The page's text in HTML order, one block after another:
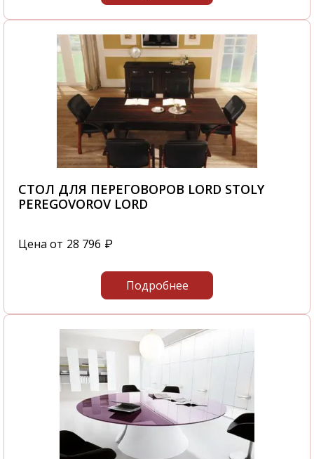
СТОЛ ДЛЯ ПЕРЕГОВОРОВ LORD STOLY
PEREGOVOROV LORD
Цена от 28 796 ₽
Подробнее